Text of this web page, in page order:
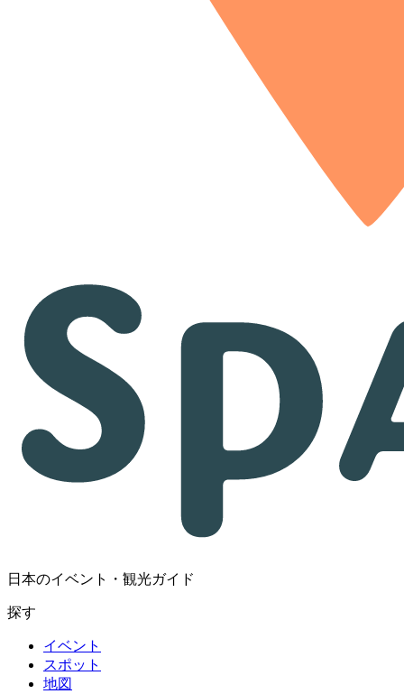
日本のイベント・観光ガイド
探す
イベント
スポット
地図